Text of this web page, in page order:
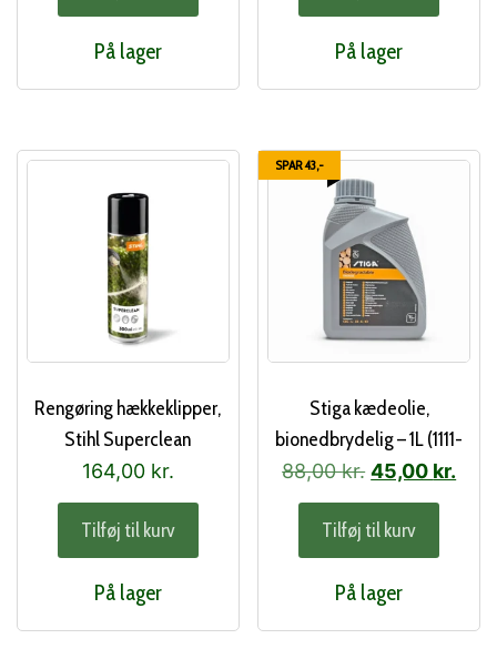
På lager På lager
Rengøring hækkeklipper,
Stihl Superclean
164,00 kr.
Tilføj til kurv
På lager
SPAR 43,-
Stiga kædeolie,
bionedbrydelig – 1L (1111-
9276-01)
88,00kr. Den
oprindelige
pris
var:
88,00 kr..
45,00 kr.
Tilføj til kurv
På lager